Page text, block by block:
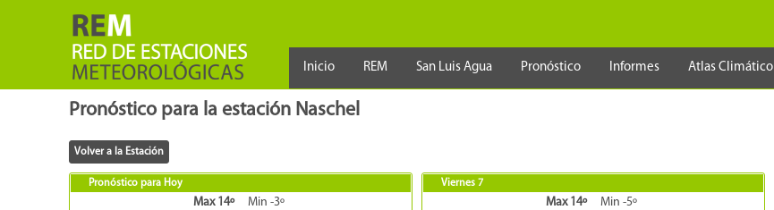
Inicio REM San Luis Agua Pronóstico Informes Atlas Climático
Pronóstico para la estación Naschel
Pronóstico para Hoy
Max 14º Min -3º
Viernes 7
Max 14º Min -5º